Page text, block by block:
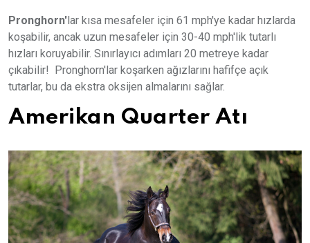
Pronghorn'lar kısa mesafeler için 61 mph'ye kadar hızlarda
koşabilir, ancak uzun mesafeler için 30-40 mph'lik tutarlı
hızları koruyabilir. Sınırlayıcı adımları 20 metreye kadar
çıkabilir! Pronghorn'lar koşarken ağızlarını hafifçe açık
tutarlar, bu da ekstra oksijen almalarını sağlar.
Amerikan Quarter Atı